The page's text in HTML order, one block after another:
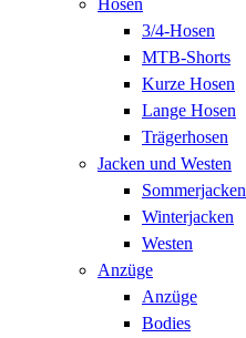
3/4-Hosen
MTB-Shorts
Kurze Hosen
Lange Hosen
Trägerhosen
Jacken und Westen
Sommerjacken
Winterjacken
Westen
Anzüge
Anzüge
Bodies